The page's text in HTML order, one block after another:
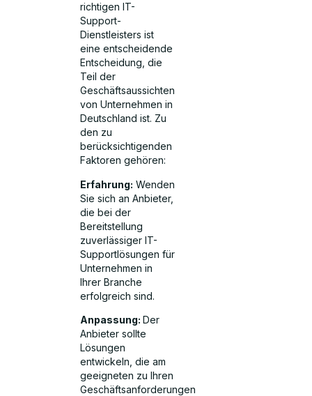
richtigen IT-
Support-
Dienstleisters ist
eine entscheidende
Entscheidung, die
Teil der
Geschäftsaussichten
von Unternehmen in
Deutschland ist. Zu
den zu
berücksichtigenden
Faktoren gehören:
Erfahrung: Wenden
Sie sich an Anbieter,
die bei der
Bereitstellung
zuverlässiger IT-
Supportlösungen für
Unternehmen in
Ihrer Branche
erfolgreich sind.
Anpassung:Der
Anbieter sollte
Lösungen
entwickeln, die am
geeigneten zu Ihren
Geschäftsanforderungen